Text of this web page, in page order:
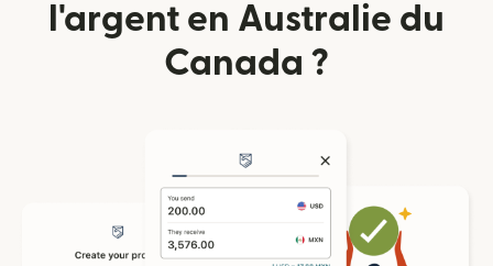
l'argent en Australie du
Canada ?